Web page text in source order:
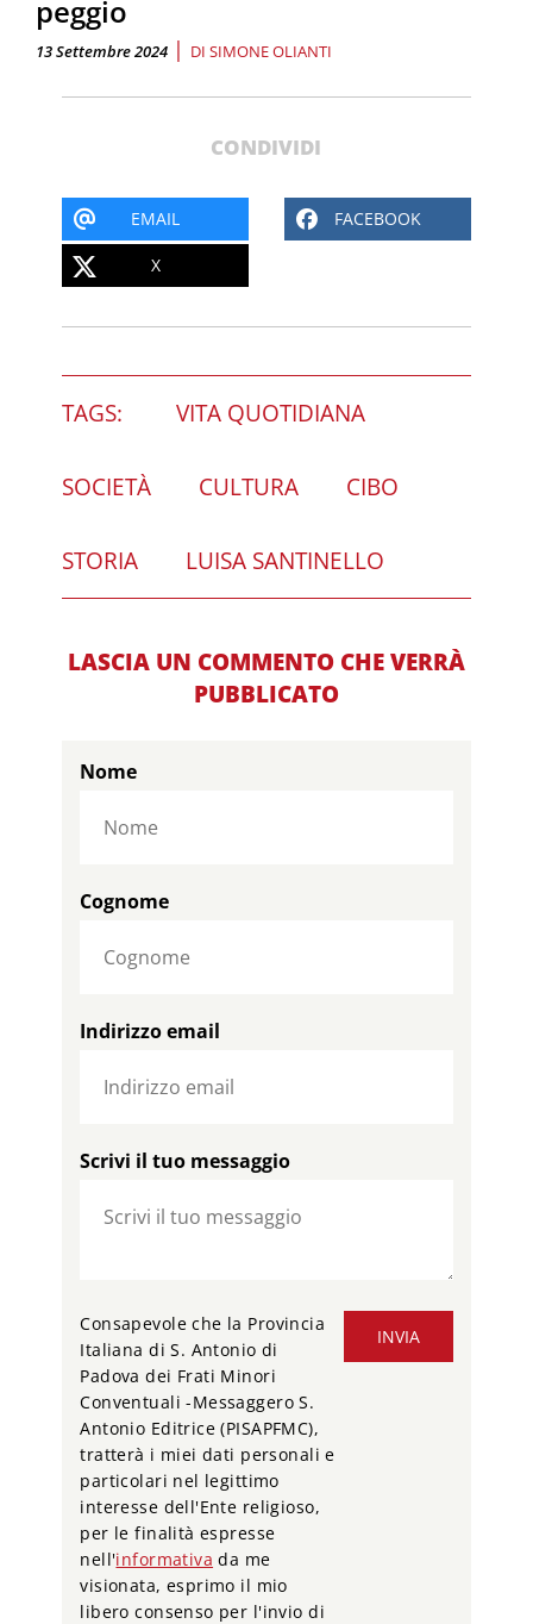
peggio
13 Settembre 2024 | DI SIMONE OLIANTI
CONDIVIDI
EMAIL FACEBOOK
X
TAGS: VITA QUOTIDIANA
SOCIETÀ CULTURA CIBO
STORIA LUISA SANTINELLO
LASCIA UN COMMENTO CHE VERRÀ
PUBBLICATO
Nome
Cognome
Indirizzo email
Scrivi il tuo messaggio
INVIA
Consapevole che la Provincia
Italiana di S. Antonio di
Padova dei Frati Minori
Conventuali -Messaggero S.
Antonio Editrice (PISAPFMC),
tratterà i miei dati personali e
particolari nel legittimo
interesse dell'Ente religioso,
per le finalità espresse
nell'informativa da me
visionata, esprimo il mio
libero consenso per l'invio di